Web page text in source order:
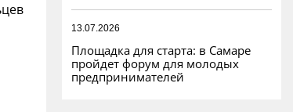
13.07.2026
Площадка для старта: в Самаре
пройдет форум для молодых
предпринимателей